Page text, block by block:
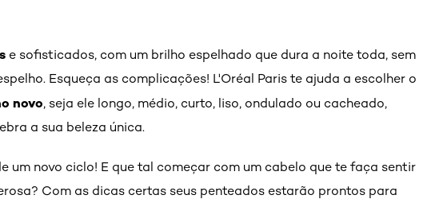
e sofisticados, com um brilho espelhado que dura a noite toda, sem
Esqueça as complicações! L'Oréal Paris te ajuda a escolher o
novo, seja ele longo, médio, curto, liso, ondulado ou cacheado,
a sua beleza única.
um novo ciclo! E que tal começar com um cabelo que te faça sentir
Com as dicas certas seus penteados estarão prontos para